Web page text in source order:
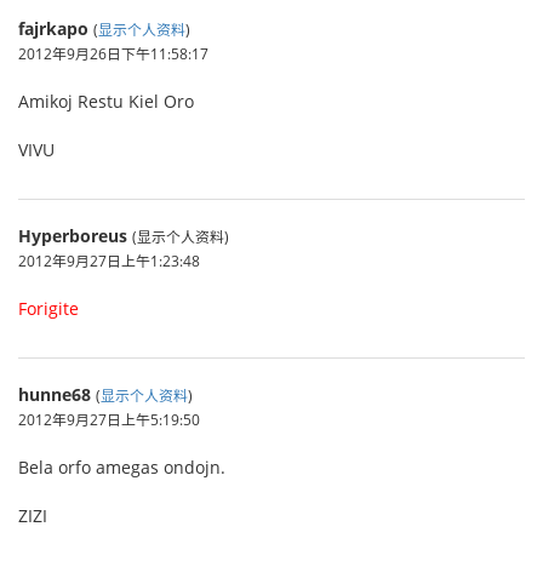
fajrkapo (显示个人资料)
2012年9月26日下午11:58:17
Amikoj Restu Kiel Oro
VIVU
Hyperboreus (显示个人资料)
2012年9月27日上午1:23:48
Forigite
hunne68 (显示个人资料)
2012年9月27日上午5:19:50
Bela orfo amegas ondojn.
ZIZI